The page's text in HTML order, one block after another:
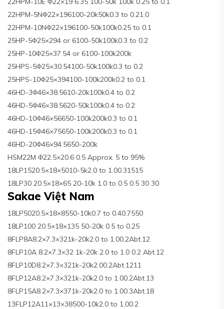
22HPM-5NΦ22×196100-20k50k0.3 to 0.21.0
22HPM-10NΦ22×196100-50k100k0.25 to 0.1
25HP-5Φ25×294 or 6100-50k100k0.3 to 0.2
25HP-10Φ25×37.54 or 6100-100k200k
25HPS-5Φ25×30.54100-50k100k0.3 to 0.2
25HPS-10Φ25×394100-100k200k0.2 to 0.1
46HD-3Φ46×38.5610-20k100k0.4 to 0.2
46HD-5Φ46×38.5620-50k100k0.4 to 0.2
46HD-10Φ46×56650-100k200k0.3 to 0.1
46HD-15Φ46×75650-100k200k0.3 to 0.1
46HD-20Φ46×94.5650-200k
HSM22M Φ22.5×20.6 0.5 Approx. 5 to 95%
18LP1520.5×18×5010-5k2.0 to 1.00.31515
18LP30 20.5×18×65 20-10k 1.0 to 0.5 0.5 30 30
Sakae Việt Nam
18LP5020.5×18×8550-10k0.7 to 0.40.7550
18LP100 20.5×18×135 50-20k 0.5 to 0.25
8FLP8A8.2×7.3×321k-20k2.0 to 1.00.2Abt.12
8FLP10A 8.2×7.3×32 1k-20k 2.0 to 1.0 0.2 Abt.12
8FLP10D8.2×7.3×321k-20k2.00.2Abt.1211
8FLP12A8.2×7.3×321k-20k2.0 to 1.00.2Abt.13
8FLP15A8.2×7.3×371k-20k2.0 to 1.00.3Abt.18
13FLP12A11×13×38500-10k2.0 to 1.00.2